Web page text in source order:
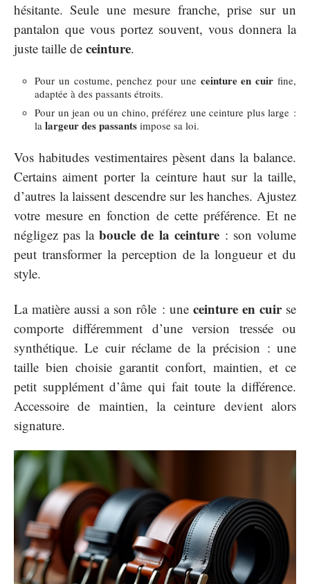
hésitante. Seule une mesure franche, prise sur un
pantalon que vous portez souvent, vous donnera la
juste taille de ceinture.
Pour un costume, penchez pour une ceinture en cuir fine,
adaptée à des passants étroits.
Pour un jean ou un chino, préférez une ceinture plus large :
la largeur des passants impose sa loi.
Vos habitudes vestimentaires pèsent dans la balance.
Certains aiment porter la ceinture haut sur la taille,
d’autres la laissent descendre sur les hanches. Ajustez
votre mesure en fonction de cette préférence. Et ne
négligez pas laboucle de la ceinture: son volume
peut transformer la perception de la longueur et du
style.
La matière aussi a son rôle : une ceinture en cuirse
comporte différemment d’une version tressée ou
synthétique. Le cuir réclame de la précision : une
taille bien choisie garantit confort, maintien, et ce
petit supplément d’âme qui fait toute la différence.
Accessoire de maintien, la ceinture devient alors
signature.